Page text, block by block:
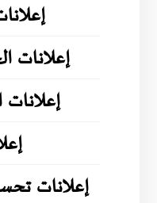
إعلانات
إعلانات
إعلانات